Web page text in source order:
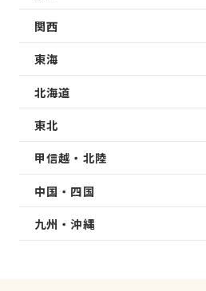
関西
東海
北海道
東北
甲信越・北陸
中国・四国
九州・沖縄